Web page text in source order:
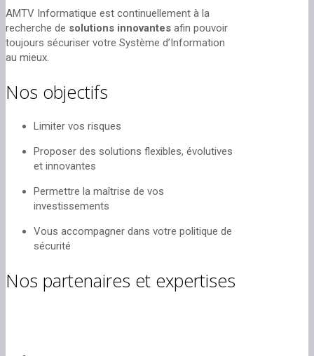
AMTV Informatique est continuellement à la
recherche de solutions innovantes afin pouvoir
toujours sécuriser votre Système d’Information
au mieux.
Nos objectifs
Limiter vos risques
Proposer des solutions flexibles, évolutives
et innovantes
Permettre la maîtrise de vos
investissements
Vous accompagner dans votre politique de
sécurité
Nos partenaires et expertises